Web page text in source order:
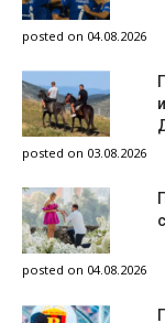
posted on 04.08.2026
posted on 03.08.2026
posted on 04.08.2026